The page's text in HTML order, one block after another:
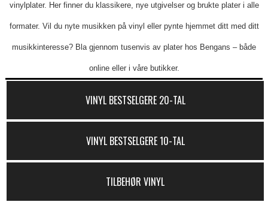
vinylplater. Her finner du klassikere, nye utgivelser og brukte plater i alle
formater. Vil du nyte musikken på vinyl eller pynte hjemmet ditt med ditt
musikkinteresse? Bla gjennom tusenvis av plater hos Bengans – både
online eller i våre butikker.
VINYL BESTSELGERE 20-TAL
VINYL BESTSELGERE 10-TAL
TILBEHØR VINYL